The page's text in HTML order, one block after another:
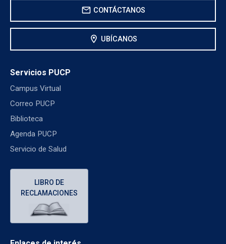
mail CONTÁCTANOS
location_on UBÍCANOS
Servicios PUCP
Campus Virtual
Correo PUCP
Biblioteca
Agenda PUCP
Servicio de Salud
LIBRO DE
RECLAMACIONES